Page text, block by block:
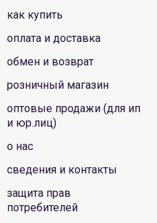
как купить
оплата и доставка
обмен и возврат
розничный магазин
оптовые продажи (для ип
и юр.лиц)
о нас
сведения и контакты
защита прав
потребителей